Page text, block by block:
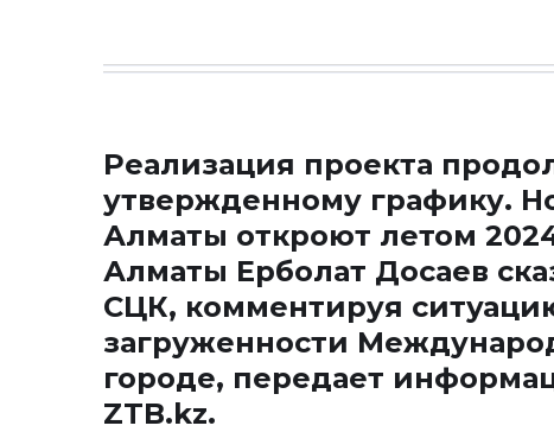
Реализация проекта
утвержденному графику.
Алматы откроют летом
Алматы Ерболат Досаев
СЦК, комментируя
загруженности
городе, передает
ZTB.kz.